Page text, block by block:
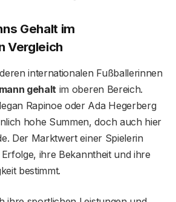
Gehalt im
Vergleich
internationalen Fußballerinnen
gehalt im oberen Bereich.
Rapinoe oder Ada Hegerberg
hohe Summen, doch auch hier
Der Marktwert einer Spielerin
ihre Bekanntheit und ihre
bestimmt.